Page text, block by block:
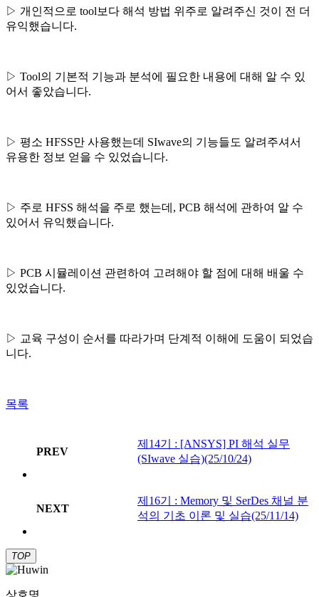
▷ 개인적으로 tool보다 해석 방법 위주로 알려주신 것이 전 더
유익했습니다.
▷ Tool의 기본적 기능과 분석에 필요한 내용에 대해 알 수 있
어서 좋았습니다.
▷ 평소 HFSS만 사용했는데 SIwave의 기능들도 알려주셔서
유용한 정보 얻을 수 있었습니다.
▷ 주로 HFSS 해석을 주로 했는데, PCB 해석에 관하여 알 수
있어서 유익했습니다.
▷ PCB 시뮬레이션 관련하여 고려해야 할 점에 대해 배울 수
있었습니다.
▷ 교육 구성이 순서를 따라가며 단계적 이해에 도움이 되었습
니다.
목록
PREV
제14기 : [ANSYS] PI 해석 실무
(SIwave 실습)(25/10/24)
NEXT
제16기 : Memory 및 SerDes 채널 분
석의 기초 이론 및 실습(25/11/14)
TOP